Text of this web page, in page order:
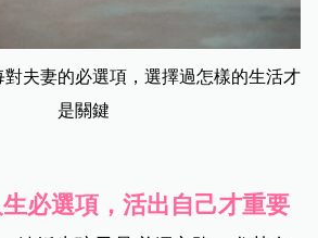
夫妻的必選項，選擇過怎樣的生活才
是關鍵
必選項，活出自己才重要